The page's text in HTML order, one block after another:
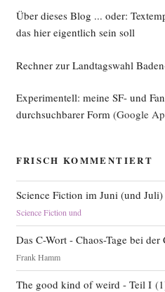
Über dieses Blog ... oder:
das hier eigentlich sein soll
Rechner zur Landtagswahl
Experimentell: meine SF- und
durchsuchbarer Form(Google
FRISCH KOMMENTIERT
Science Fiction im Juni (und
Science Fiction und
Das C-Wort - Chaos-Tage bei der
Frank Hamm
The good kind of weird - Teil I(1